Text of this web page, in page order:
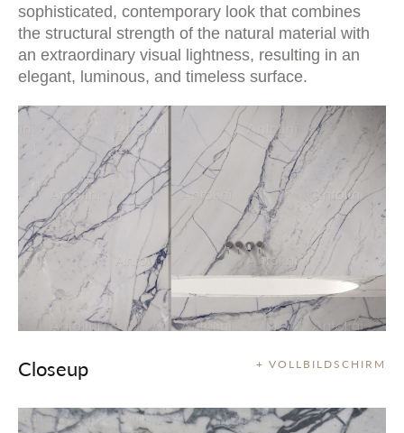
sophisticated, contemporary look that combines
the structural strength of the natural material with
an extraordinary visual lightness, resulting in an
elegant, luminous, and timeless surface.
+ VOLLBILDSCHIRM
Closeup